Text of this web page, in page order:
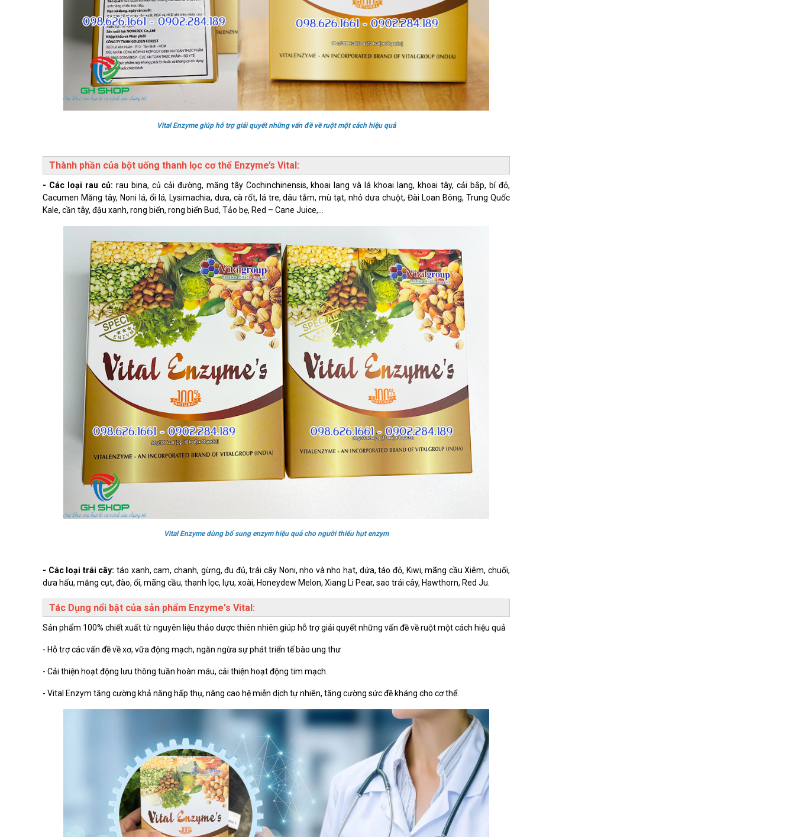
Vital Enzyme giúp hỗ trợ giải quyết những vấn đề về ruột một cách hiệu quả
Thành phần của bột uống thanh lọc cơ thể Enzyme’s Vital:
- Các loại rau củ: rau bina, củ cải đường, măng tây Cochinchinensis, khoai lang và lá khoai lang, khoai tây, cải bắp, bí đỏ,
Cacumen Măng tây, Noni lá, ổi lá, Lysimachia, dưa, cà rốt, lá tre, dâu tằm, mù tạt, nhỏ dưa chuột, Đài Loan Bông, Trung Quốc
Kale, cần tây, đậu xanh, rong biển, rong biển Bud, Tảo bẹ, Red – Cane Juice,…
Vital Enzyme dùng bổ sung enzym hiệu quả cho người thiếu hụt enzym
- Các loại trái cây: táo xanh, cam, chanh, gừng, đu đủ, trái cây Noni, nho và nho hạt, dứa, táo đỏ, Kiwi, mãng cầu Xiêm, chuối,
dưa hấu, măng cụt, đào, ổi, mãng cầu, thanh lọc, lựu, xoài, Honeydew Melon, Xiang Li Pear, sao trái cây, Hawthorn, Red Ju.
Tác Dụng nổi bật của sản phẩm Enzyme's Vital:
Sản phẩm 100% chiết xuất từ nguyên liệu thảo dược thiên nhiên giúp hỗ trợ giải quyết những vấn đề về ruột một cách hiệu quả
- Hỗ trợ các vấn đề về xơ, vữa động mạch, ngăn ngừa sự phát triển tế bào ung thư
- Cải thiện hoạt động lưu thông tuần hoàn máu, cải thiện hoạt động tim mạch.
- Vital Enzym tăng cường khả năng hấp thụ, nâng cao hệ miễn dịch tự nhiên, tăng cường sức đề kháng cho cơ thể.